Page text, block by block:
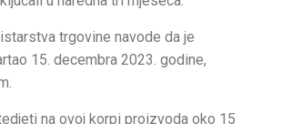
trgovine navode da je
15. decembra 2023. godine,
na ovoj korpi proizvoda oko 15